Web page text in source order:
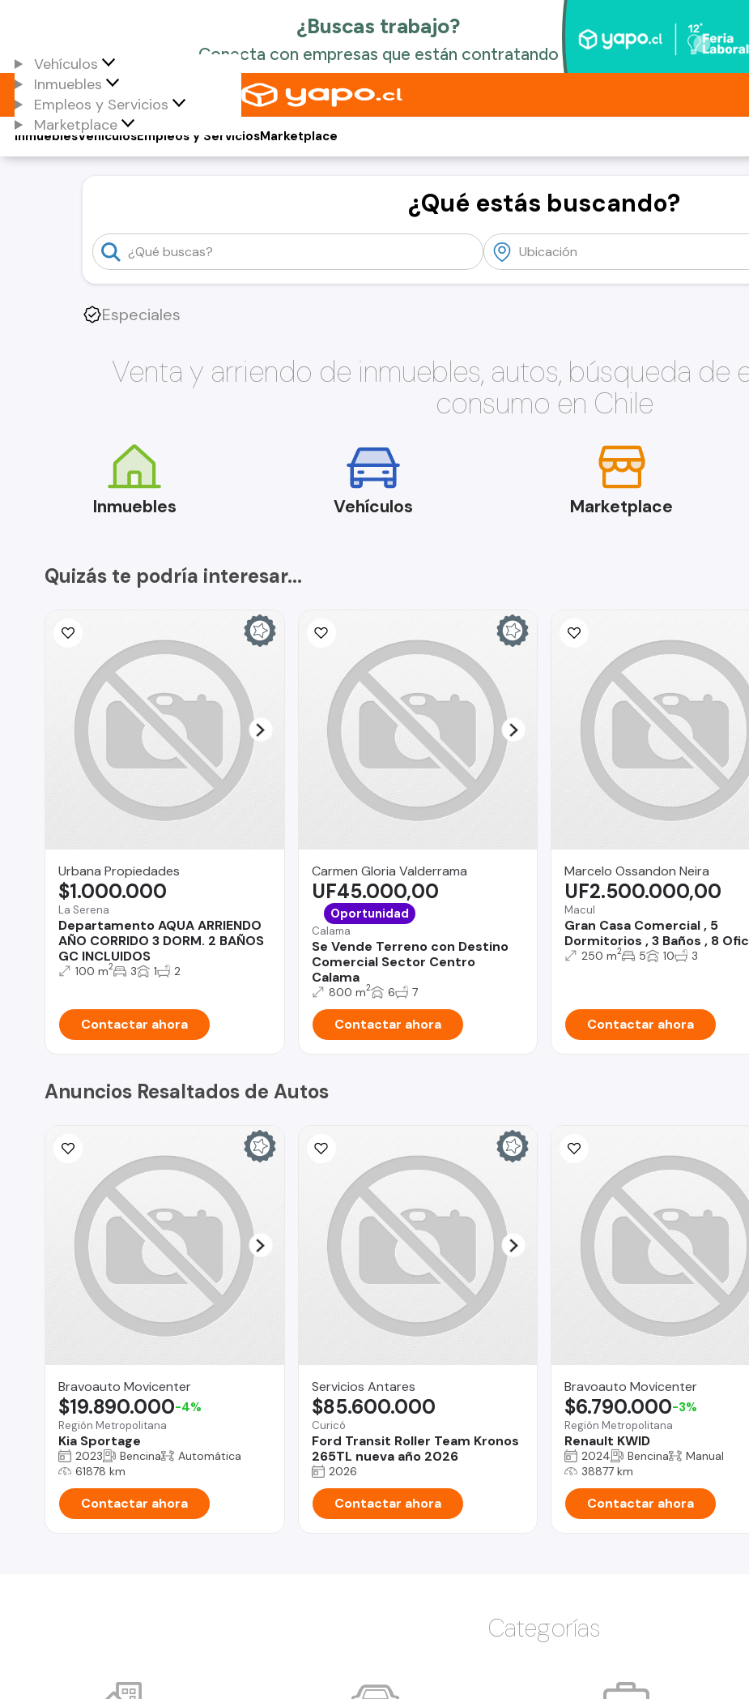
Vehículos
Inmuebles
Empleos y Servicios
Marketplace
Vehículos
Inmuebles Empleos y ServiciosMarketplace
¿Qué estás buscando?
Especiales
Venta y arriendo de inmuebles, autos, búsqueda de
consumo en Chile
Inmuebles Vehículos Marketplace
Quizás te podría interesar...
Urbana Propiedades
La Serena
Departamento AQUA ARRIENDO
AÑO CORRIDO 3 DORM. 2 BAÑOS
GC INCLUIDOS
$1.000.000
100 m2 3 1 2
Contactar ahora
Carmen Gloria Valderrama
Calama
Se Vende Terreno con Destino
Comercial Sector Centro
Calama
UF45.000,00
Oportunidad
800 m2 6 7
Contactar ahora
Marcelo Ossandon Neira
Macul
Gran Casa Comercial , 5
Dormitorios , 3 Baños , 8
UF2.500.000,00
250 m2 5 10 3
Contactar ahora
Anuncios Resaltados de Autos
Bravoauto Movicenter
Región Metropolitana
Kia Sportage
$19.890.000-4%
2023 Bencina
Automática
61878 km
Contactar ahora
Servicios Antares
Curicó
Ford Transit Roller Team Kronos
265TL nueva año 2026
$85.600.000
2026
Contactar ahora
Bravoauto Movicenter
Región Metropolitana
Renault KWID
$6.790.000-3%
2024 Bencina
Manual
38877 km
Contactar ahora
Categorías